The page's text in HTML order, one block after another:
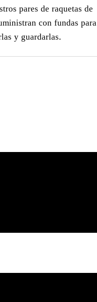
pares de raquetas de
con fundas para
y guardarlas.